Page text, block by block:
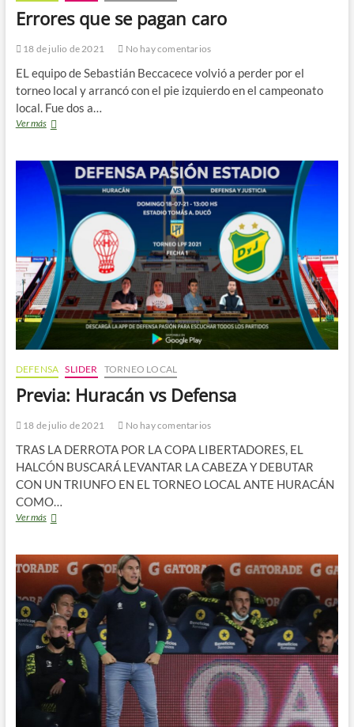
Errores que se pagan caro
18 de julio de 2021 No hay comentarios
EL equipo de Sebastián Beccacece volvió a perder por el
torneo local y arrancó con el pie izquierdo en el campeonato
local. Fue dos a…
Ver másErrores
pagan
caro
DEFENSA SLIDER TORNEO LOCAL
Previa: Huracán vs Defensa
18 de julio de 2021 No hay comentarios
TRAS LA DERROTA POR LA COPA LIBERTADORES, EL
HALCÓN BUSCARÁ LEVANTAR LA CABEZA Y DEBUTAR
CON UN TRIUNFO EN EL TORNEO LOCAL ANTE HURACÁN
COMO…
Ver másPrevia:
Defensa